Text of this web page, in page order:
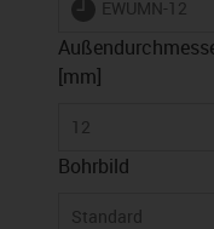
igus-icon-
EWUMN-12
[mm]
12
Bohrbild
Standard